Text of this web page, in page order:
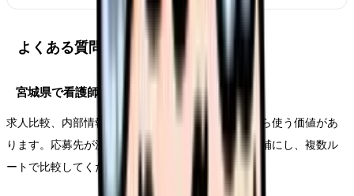
よくある質問
宮城県で看護師転職サイトは使うべきですか？
求人比較、内部情報、条件確認、面接対策が必要なら使う価値があ
ります。応募先が決まっている場合は直接応募も候補にし、複数ル
ートで比較してください。